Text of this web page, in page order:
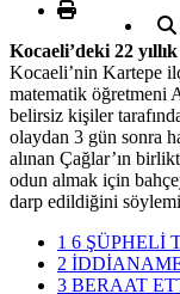
Kocaeli’deki 22
Kocaeli’nin Kartepe
matematik öğretmeni
belirsiz kişiler
olaydan 3 gün sonra
alınan Çağlar’ın
odun almak için
darp edildiğini
1 6 ŞÜPHELİ
2
3 BERAAT